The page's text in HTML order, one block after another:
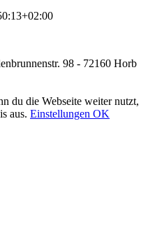
98 - 72160 Horb
du die Webseite weiter nutzt,
aus. Einstellungen OK